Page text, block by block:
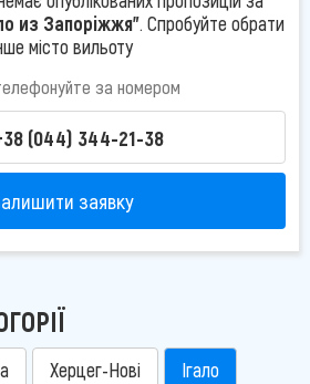
из Запоріжжя". Спробуйте обрати
місто вильоту
за номером
(044) 344-21-38
заявку
Херцег-Нові Ігало